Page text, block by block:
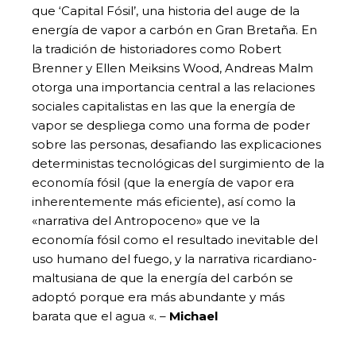
que ‘Capital Fósil’, una historia del auge de la
energía de vapor a carbón en Gran Bretaña. En
la tradición de historiadores como Robert
Brenner y Ellen Meiksins Wood, Andreas Malm
otorga una importancia central a las relaciones
sociales capitalistas en las que la energía de
vapor se despliega como una forma de poder
sobre las personas, desafiando las explicaciones
deterministas tecnológicas del surgimiento de la
economía fósil (que la energía de vapor era
inherentemente más eficiente), así como la
«narrativa del Antropoceno» que ve la
economía fósil como el resultado inevitable del
uso humano del fuego, y la narrativa ricardiano-
maltusiana de que la energía del carbón se
adoptó porque era más abundante y más
barata que el agua «. – Michael